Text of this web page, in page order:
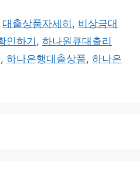
대출상품자세히 , 비상금대
인하기 , 하나원큐대출리
, 하나은행대출상품, 하나은